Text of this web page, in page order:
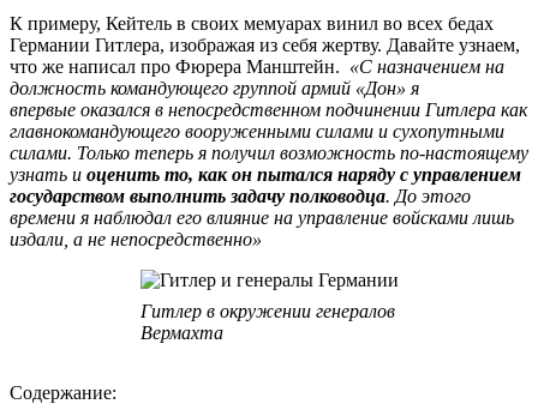
К примеру, Кейтель в своих мемуарах винил во всех бедах
Германии Гитлера, изображая из себя жертву. Давайте узнаем,
что же написал про Фюрера Манштейн. «С назначением на
должность командующего группой армий «Дон» я
впервые оказался в непосредственном подчинении Гитлера как
главнокомандующего вооруженными силами и сухопутными
силами. Только теперь я получил возможность по-настоящему
узнать и оценить то, как он пытался наряду с управлением
государством выполнить задачу полководца. До этого
времени я наблюдал его влияние на управление войсками лишь
издали, а не непосредственно»
Гитлер в окружении генералов
Вермахта
Содержание: